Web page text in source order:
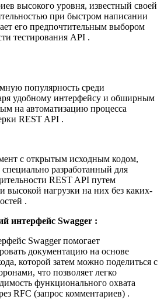
высокого уровня, известный своей
при быстром написании
его предпочтительным выбором
тестирования API .
популярность среди
удобному интерфейсу и обширным
на автоматизацию процесса
REST API .
с открытым исходным кодом,
разработанный для
REST API путем
высокой нагрузки на них без каких-
.
интерфейс Swagger :
Swagger помогает
документацию на основе
которой затем можно поделиться с
что позволяет легко
функционального охвата
RFC (запрос комментариев) .